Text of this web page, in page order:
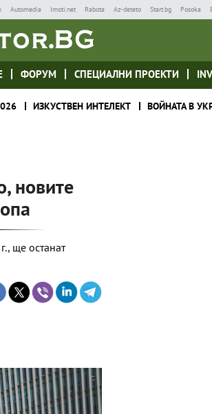
Automedia Imoti.net Rabota Az-deteto Start.bg Posoka
ФОРУМ СПЕЦИАЛНИ ПРОЕКТИ
ИЗКУСТВЕН ИНТЕЛЕКТ ВОЙНАТА В
новите
ще останат